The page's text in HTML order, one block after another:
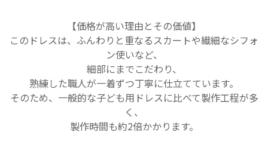
【価格が高い理由とその価値】
このドレスは、ふんわりと重なるスカートや繊細なシフォ
ン使いなど、
細部にまでこだわり、
熟練した職人が一着ずつ丁寧に仕立てています。
そのため、一般的な子ども用ドレスに比べて製作工程が多
く、
製作時間も約2倍かかります。